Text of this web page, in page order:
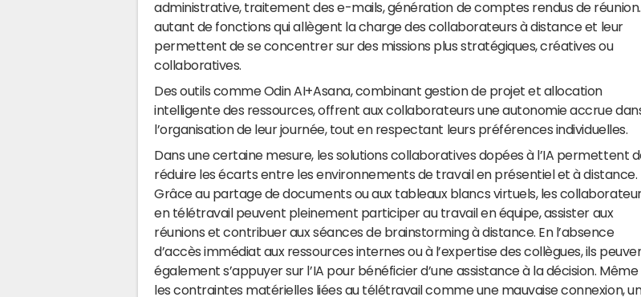
administrative, traitement des e-mails, génération de comptes rendus de réunion…
autant de fonctions qui allègent la charge des collaborateurs à distance et leur
permettent de se concentrer sur des missions plus stratégiques, créatives ou
collaboratives.
Des outils comme Odin AI+Asana, combinant gestion de projet et allocation
intelligente des ressources, offrent aux collaborateurs une autonomie accrue
l’organisation de leur journée, tout en respectant leurs préférences individuelles.
Dans une certaine mesure, les solutions collaboratives dopées à l’IA permettent
réduire les écarts entre les environnements de travail en présentiel et à distance.
Grâce au partage de documents ou aux tableaux blancs virtuels, les
en télétravail peuvent pleinement participer au travail en équipe, assister aux
réunions et contribuer aux séances de brainstorming à distance. En l’absence
d’accès immédiat aux ressources internes ou à l’expertise des collègues, ils
également s’appuyer sur l’IA pour bénéficier d’une assistance à la décision. Même
les contraintes matérielles liées au télétravail comme une mauvaise connexion,